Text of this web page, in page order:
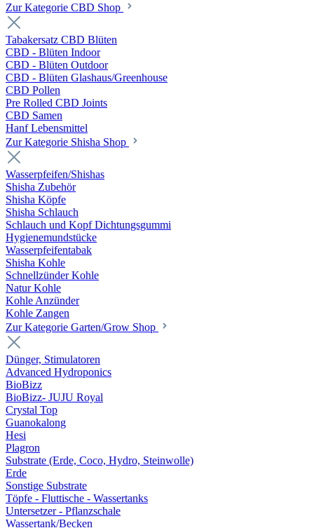
Zur Kategorie CBD Shop
Tabakersatz CBD Blüten
CBD - Blüten Indoor
CBD - Blüten Outdoor
CBD - Blüten Glashaus/Greenhouse
CBD Pollen
Pre Rolled CBD Joints
CBD Samen
Hanf Lebensmittel
Zur Kategorie Shisha Shop
Wasserpfeifen/Shishas
Shisha Zubehör
Shisha Köpfe
Shisha Schlauch
Schlauch und Kopf Dichtungsgummi
Hygienemundstücke
Wasserpfeifentabak
Shisha Kohle
Schnellzünder Kohle
Natur Kohle
Kohle Anzünder
Kohle Zangen
Zur Kategorie Garten/Grow Shop
Dünger, Stimulatoren
Advanced Hydroponics
BioBizz
BioBizz- JUJU Royal
Crystal Top
Guanokalong
Hesi
Plagron
Substrate (Erde, Coco, Hydro, Steinwolle)
Erde
Sonstige Substrate
Töpfe - Fluttische - Wassertanks
Untersetzer - Pflanzschale
Wassertank/Becken